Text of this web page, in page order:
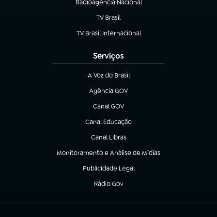
Radioagência Nacional
(abre em nova aba)
TV Brasil
(abre em nova aba)
TV Brasil Internacional
(abre em nova aba)
Serviços
A Voz do Brasil
(abre em nova aba)
Agência GOV
(abre em nova aba)
Canal GOV
(abre em nova aba)
Canal Educação
(abre em nova aba)
Canal Libras
(abre em nova aba)
Monitoramento e Análise de Mídias
(abre em nova aba)
Publicidade Legal
(abre em nova aba)
Rádio Gov
(abre em nova aba)